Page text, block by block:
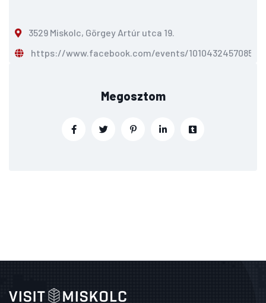
3529 Miskolc, Görgey Artúr utca 19.
https://www.facebook.com/events/
Megosztom